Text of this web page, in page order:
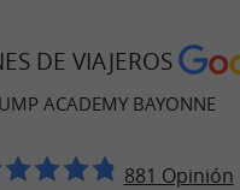
DE VIAJEROS
ACADEMY BAYONNE
881 Opinión